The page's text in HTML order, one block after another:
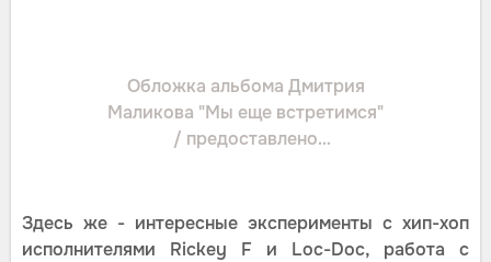
Обложка альбома Дмитрия
Маликова "Мы еще встретимся"
/ предоставлено
Здесь же - интересные эксперименты с хип-хоп
исполнителями Rickey F и Loc-Doc, работа с